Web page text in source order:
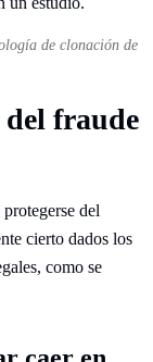
de clonación de
del fraude
del
cierto dados los
como se